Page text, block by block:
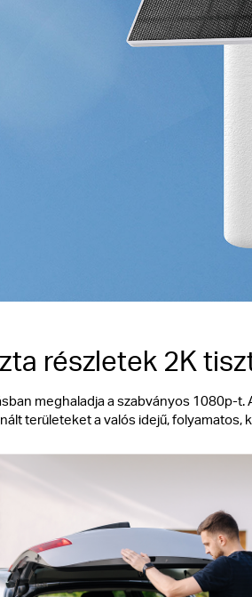
részletek 2K
meghaladja a szabványos 1080p-
területeket a valós idejű,